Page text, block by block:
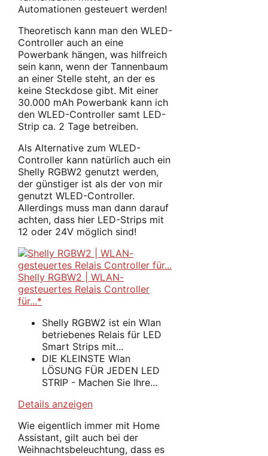
Automationen gesteuert werden!
Theoretisch kann man den WLED-
Controller auch an eine
Powerbank hängen, was hilfreich
sein kann, wenn der Tannenbaum
an einer Stelle steht, an der es
keine Steckdose gibt. Mit einer
30.000 mAh Powerbank kann ich
den WLED-Controller samt LED-
Strip ca. 2 Tage betreiben.
Als Alternative zum WLED-
Controller kann natürlich auch ein
Shelly RGBW2 genutzt werden,
der günstiger ist als der von mir
genutzt WLED-Controller.
Allerdings muss man dann darauf
achten, dass hier LED-Strips mit
12 oder 24V möglich sind!
Shelly RGBW2 | WLAN-
gesteuertes Relais Controller
für...*
Shelly RGBW2 ist ein Wlan
betriebenes Relais für LED
Smart Strips mit...
DIE KLEINSTE Wlan
LÖSUNG FÜR JEDEN LED
STRIP - Machen Sie Ihre...
Details anzeigen
Wie eigentlich immer mit Home
Assistant, gilt auch bei der
Weihnachtsbeleuchtung, dass es